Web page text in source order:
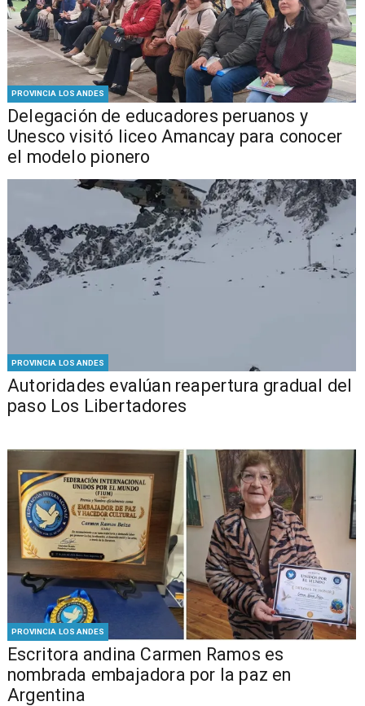
PROVINCIA LOS ANDES
Delegación de educadores peruanos y
Unesco visitó liceo Amancay para conocer
el modelo pionero
PROVINCIA LOS ANDES
​​Autoridades evalúan reapertura gradual del
paso Los Libertadores
PROVINCIA LOS ANDES
Escritora andina Carmen Ramos es
nombrada embajadora por la paz en
Argentina